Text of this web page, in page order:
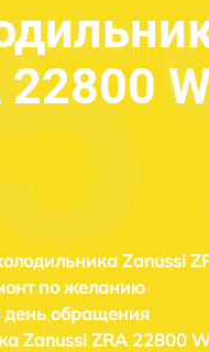
Zanussi
по желанию
день обращения
Zanussi ZRA 22800